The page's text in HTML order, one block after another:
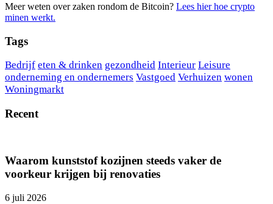
Meer weten over zaken rondom de Bitcoin? Lees hier hoe crypto
minen werkt.
Tags
Bedrijf eten & drinken gezondheid Interieur Leisure
onderneming en ondernemers Vastgoed Verhuizen wonen
Woningmarkt
Recent
Waarom kunststof kozijnen steeds vaker de
voorkeur krijgen bij renovaties
6 juli 2026